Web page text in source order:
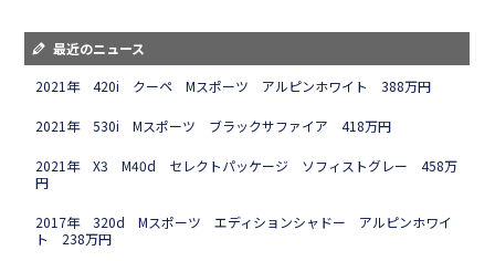
最近のニュース
2021年 420i クーペ Mスポーツ アルピンホワイト 388万円
2021年 530i Mスポーツ ブラックサファイア 418万円
2021年 X3 M40d セレクトパッケージ ソフィストグレー 458万
円
2017年 320d Mスポーツ エディションシャドー アルピンホワイ
ト 238万円